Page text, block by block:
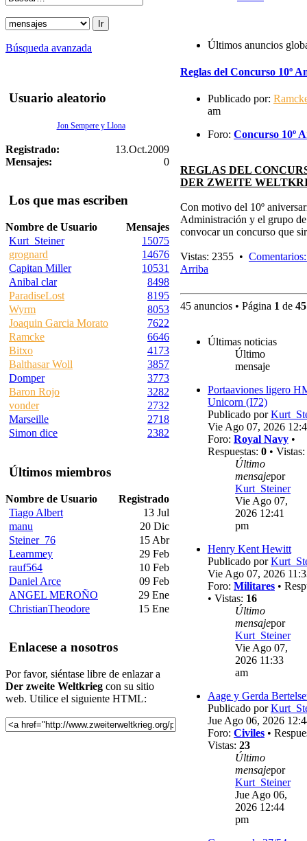
Búsqueda avanzada
Usuario aleatorio
Jon Sempere y Llona
Registrado:
13.Oct.2009
Mensajes:
0
Los que mas escriben
Nombre de Usuario
Mensajes
Kurt_Steiner
15075
grognard
14676
Capitan Miller
10531
Anibal clar
8498
ParadiseLost
8195
Wyrm
8053
Joaquin Garcia Morato
7622
Ramcke
6646
Bitxo
4173
Balthasar Woll
3857
Domper
3773
Baron Rojo
3282
vonder
2732
Marseille
2718
Simon dice
2382
Últimos miembros
Nombre de Usuario
Registrado
Tiago Albert
13 Jul
manu
20 Dic
Steiner_76
15 Abr
Learnmey
29 Feb
rauf564
10 Feb
Daniel Arce
09 Feb
ANGEL MEROÑO
29 Ene
ChristianTheodore
15 Ene
Enlacese a nosotros
Por favor, siéntase libre de enlazar a
Der zweite Weltkrieg con su sitio
web. Utilice el siguiente HTML:
Últimos anuncios
Reglas del Concurso 10º
Publicado por:
am
Foro: Concurso 10º
REGLAS DEL
DER ZWEITE
Con motivo del 10º
Administración y el grupo
convocar un concurso que
Vistas: 2355 •
Arriba
45 anuncios • Página 1 de 45
Últimas noticias
Último
mensaje
Portaaviones ligero
Unicorn (I72)
Publicado por
Vie Ago 07, 2026
Foro: Royal Navy •
Respuestas: 0 • Vistas:
Último
mensajepor
Kurt_Steiner
Vie Ago 07,
2026 12:41
pm
Henry Kent Hewitt
Publicado por
Vie Ago 07, 2026
Foro: Militares •
• Vistas: 16
Último
mensajepor
Kurt_Steiner
Vie Ago 07,
2026 11:33
am
Aage y Gerda
Publicado por
Jue Ago 06, 2026
Foro: Civiles •
Vistas: 23
Último
mensajepor
Kurt_Steiner
Jue Ago 06,
2026 12:44
pm